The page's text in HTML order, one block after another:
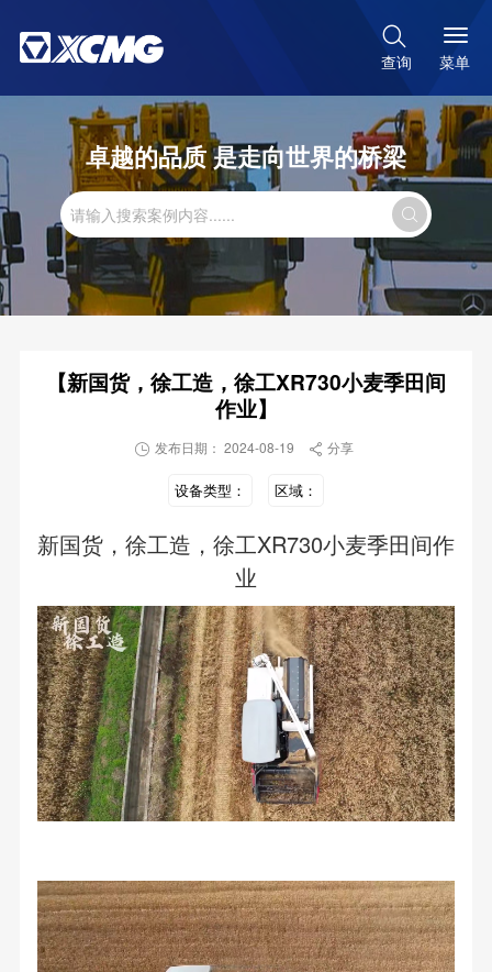

查询 菜单
卓越的品质 是走向世界的桥梁

【新国货，徐工造，徐工XR730小麦季田间
作业】
 发布日期： 2024-08-19  分享
设备类型： 区域：
新国货，徐工造，徐工XR730小麦季田间作
业